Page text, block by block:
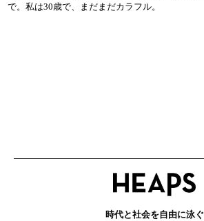
で。私は30歳で、まだまだカラフル。
時代と社会を自由に泳ぐ